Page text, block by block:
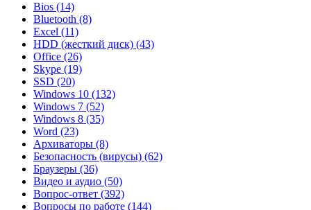
Bios (14)
Bluetooth (8)
Excel (11)
HDD (жесткий диск) (43)
Office (26)
Skype (19)
SSD (20)
Windows 10 (132)
Windows 7 (52)
Windows 8 (35)
Word (23)
Архиваторы (8)
Безопасность (вирусы) (62)
Браузеры (36)
Видео и аудио (50)
Вопрос-ответ (392)
Вопросы по работе (144)